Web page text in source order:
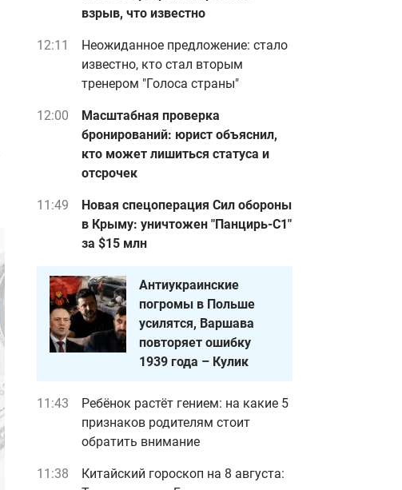
взрыв, что известно
12:11
Неожиданное предложение: стало
известно, кто стал вторым
тренером "Голоса страны"
12:00
Масштабная проверка
бронирований: юрист объяснил,
кто может лишиться статуса и
отсрочек
11:49
Новая спецоперация Сил обороны
в Крыму: уничтожен "Панцирь-С1"
за $15 млн
Антиукраинские
погромы в Польше
усилятся, Варшава
повторяет ошибку
1939 года – Кулик
11:43
Ребёнок растёт гением: на какие 5
признаков родителям стоит
обратить внимание
11:38
Китайский гороскоп на 8 августа: